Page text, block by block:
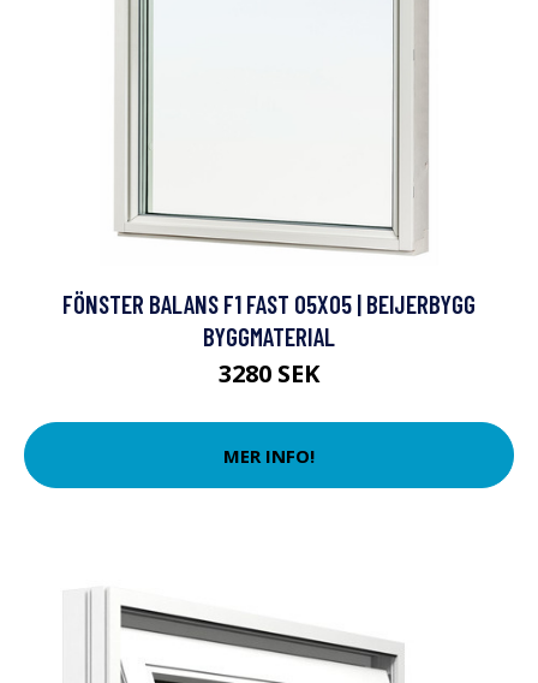
FÖNSTER BALANS F1 FAST 05X05 | BEIJERBYGG
BYGGMATERIAL
3280 SEK
MER INFO!